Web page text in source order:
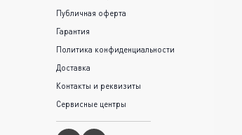
Публичная оферта
Гарантия
Политика конфиденциальности
Доставка
Контакты и реквизиты
Сервисные центры